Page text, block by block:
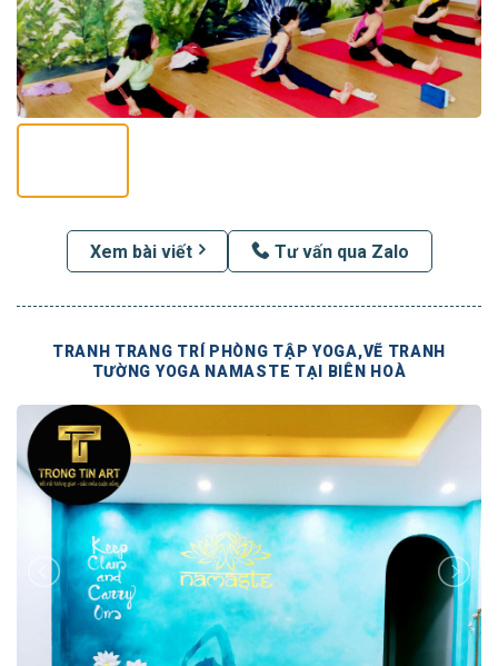
Xem bài viết Tư vấn qua Zalo
TRANH TRANG TRÍ PHÒNG TẬP YOGA,VẼ TRANH
TƯỜNG YOGA NAMASTE TẠI BIÊN HOÀ